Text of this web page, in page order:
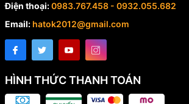
Điện thoại:0983.767.458 - 0932.055.682
Email: hatok2012@gmail.com
HÌNH THỨC THANH TOÁN